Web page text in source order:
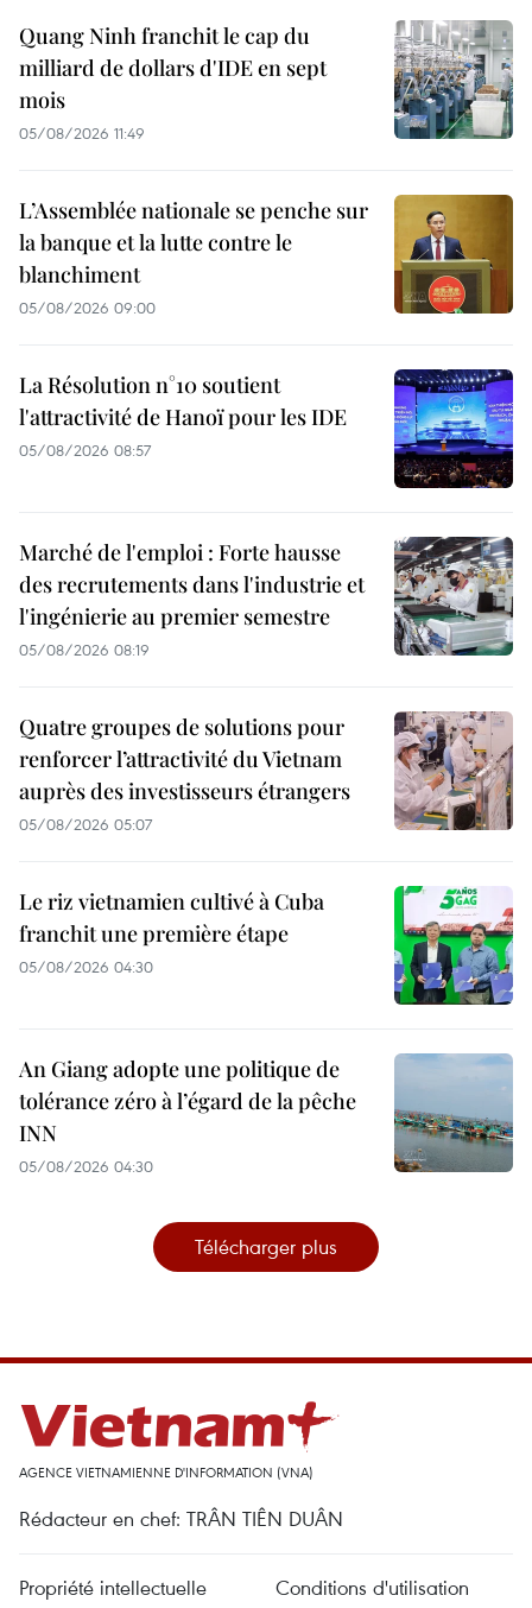
Quang Ninh franchit le cap du
milliard de dollars d'IDE en sept
mois
05/08/2026 11:49
L’Assemblée nationale se penche sur
la banque et la lutte contre le
blanchiment
05/08/2026 09:00
La Résolution n°10 soutient
l'attractivité de Hanoï pour les IDE
05/08/2026 08:57
Marché de l'emploi : Forte hausse
des recrutements dans l'industrie et
l'ingénierie au premier semestre
05/08/2026 08:19
Quatre groupes de solutions pour
renforcer l’attractivité du Vietnam
auprès des investisseurs étrangers
05/08/2026 05:07
Le riz vietnamien cultivé à Cuba
franchit une première étape
05/08/2026 04:30
An Giang adopte une politique de
tolérance zéro à l’égard de la pêche
INN
05/08/2026 04:30
Télécharger plus
AGENCE VIETNAMIENNE D'INFORMATION (VNA)
Rédacteur en chef: TRÂN TIÊN DUÂN
Propriété intellectuelle Conditions d'utilisation